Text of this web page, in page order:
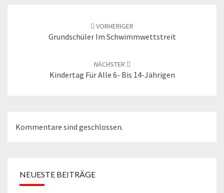
VORHERIGER
Grundschüler Im Schwimmwettstreit
NÄCHSTER
Kindertag Für Alle 6- Bis 14-Jährigen
Kommentare sind geschlossen.
NEUESTE BEITRÄGE